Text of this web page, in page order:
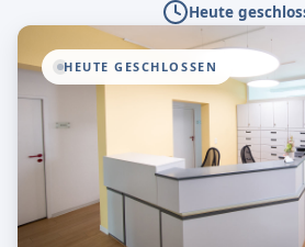
Heute
HEUTE GESCHLOSSEN